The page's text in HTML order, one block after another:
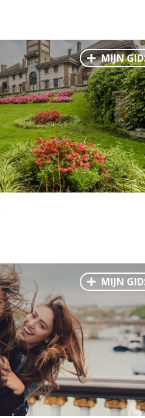
MIJN
MIJN